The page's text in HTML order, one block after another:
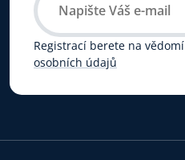
Registrací berete na vědomí
osobních údajů